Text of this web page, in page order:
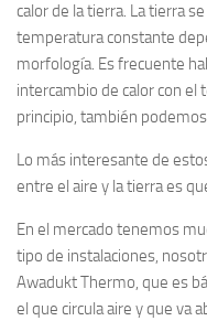
calor de la tierra. La tierra
temperatura constante
morfología. Es frecuente
intercambio de calor con
principio, también
Lo más interesante de
entre el aire y la tierra es
En el mercado tenemos
tipo de instalaciones,
Awadukt Thermo, que es
el que circula aire y que va